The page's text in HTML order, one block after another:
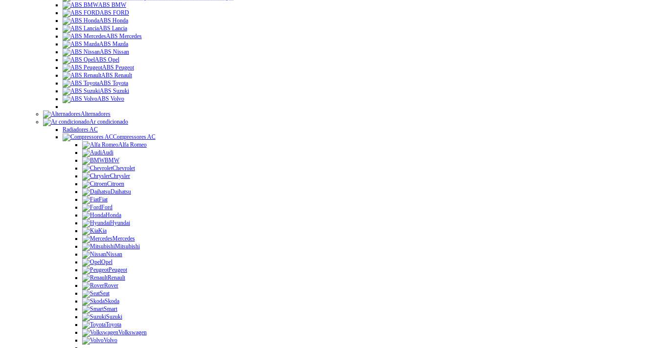
ABS BMW
ABS FORD
ABS Honda
ABS Lancia
ABS Mercedes
ABS Mazda
ABS Nissan
ABS Opel
ABS Peugeot
ABS Renault
ABS Toyota
ABS Suzuki
ABS Volvo
Alternadores
Ar condicionado
Radiadores AC
Compressores AC
Alfa Romeo
Audi
BMW
Chevrolet
Chrysler
Citroen
Daihatsu
Fiat
Ford
Honda
Hyundai
Kia
Mercedes
Mitsubishi
Nissan
Opel
Peugeot
Renault
Rover
Seat
Skoda
Smart
Suzuki
Toyota
Volkswagen
Volvo